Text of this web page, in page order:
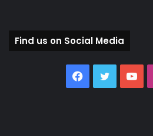
Find us on Social Media
Facebook
Twitter